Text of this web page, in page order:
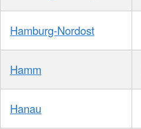
Hamburg-Nordost
Hamm
Hanau